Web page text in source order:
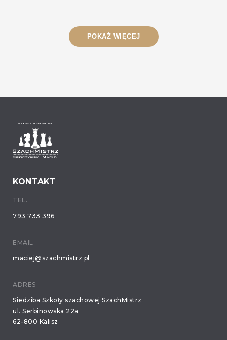
POKAŻ WIĘCEJ
KONTAKT
TEL.
793 733 396
EMAIL
maciej@szachmistrz.pl
ADRES
Siedziba Szkoły szachowej SzachMistrz
ul. Serbinowska 22a
62-800 Kalisz